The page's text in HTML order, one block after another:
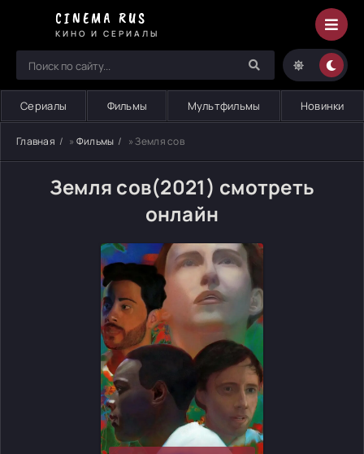
CINEMA RUS
КИНО И СЕРИАЛЫ
Сериалы Фильмы Мультфильмы Новинки
Главная » Фильмы » Земля сов
Земля сов(2021) смотреть
онлайн